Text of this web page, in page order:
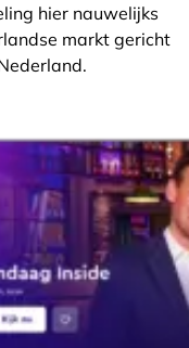
hier nauwelijks
markt gericht